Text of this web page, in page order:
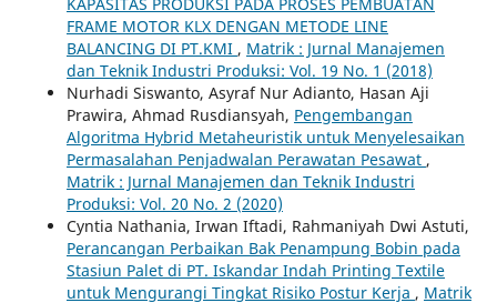
FRAME MOTOR KLX DENGAN METODE LINE
BALANCING DI PT.KMI , Matrik : Jurnal Manajemen
dan Teknik Industri Produksi: Vol. 19 No. 1 (2018)
Nurhadi Siswanto, Asyraf Nur Adianto, Hasan Aji
Prawira, Ahmad Rusdiansyah, Pengembangan
Algoritma Hybrid Metaheuristik untuk Menyelesaikan
Permasalahan Penjadwalan Perawatan Pesawat ,
Matrik : Jurnal Manajemen dan Teknik Industri
Produksi: Vol. 20 No. 2 (2020)
Cyntia Nathania, Irwan Iftadi, Rahmaniyah Dwi Astuti,
Perancangan Perbaikan Bak Penampung Bobin pada
Stasiun Palet di PT. Iskandar Indah Printing Textile
untuk Mengurangi Tingkat Risiko Postur Kerja , Matrik